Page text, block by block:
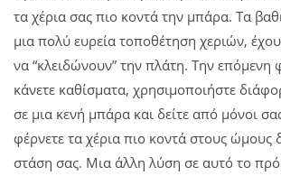
τα χέρια σας πιο κοντά την μπάρα. Τα
μια πολύ ευρεία τοποθέτηση χεριών,
να “κλειδώνουν” την πλάτη. Την
κάνετε καθίσματα, χρησιμοποιήστε
σε μια κενή μπάρα και δείτε από μόνοι
φέρνετε τα χέρια πιο κοντά στους ώμους
στάση σας. Μια άλλη λύση σε αυτό το